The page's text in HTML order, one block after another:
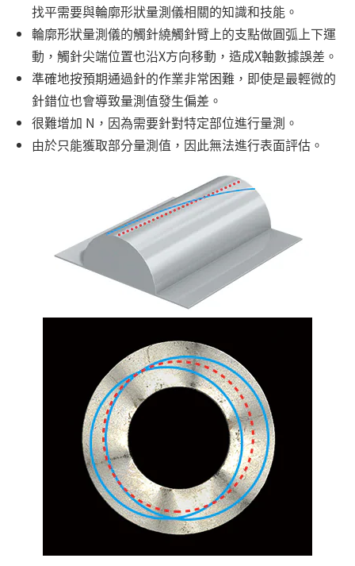
找平需要與輪廓形狀量測儀相關的知識和技能。
輪廓形狀量測儀的觸針繞觸針臂上的支點做圓弧上下運
動，觸針尖端位置也沿X方向移動，造成X軸數據誤差。
準確地按預期通過針的作業非常困難，即使是最輕微的
針錯位也會導致量測值發生偏差。
很難增加 N，因為需要針對特定部位進行量測。
由於只能獲取部分量測值，因此無法進行表面評估。